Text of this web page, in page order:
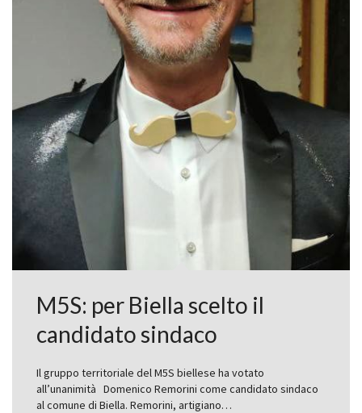
M5S: per Biella scelto il
candidato sindaco
Il gruppo territoriale del M5S biellese ha votato
all’unanimità Domenico Remorini come candidato sindaco
al comune di Biella. Remorini, artigiano…